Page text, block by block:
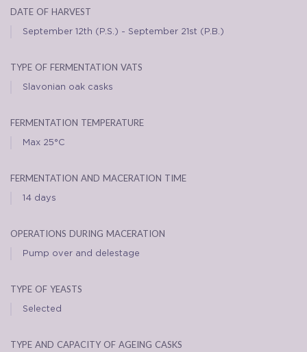
date of harvest
September 12th (P.S.) - September 21st (P.B.)
type of fermentation vats
Slavonian oak casks
fermentation temperature
Max 25°C
fermentation and maceration time
14 days
operations during maceration
Pump over and delestage
type of yeasts
Selected
type and capacity of ageing casks